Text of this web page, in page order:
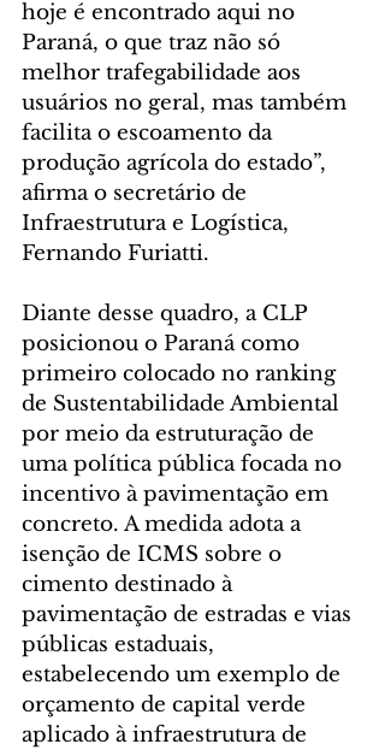
hoje é encontrado aqui no
Paraná, o que traz não só
melhor trafegabilidade aos
usuários no geral, mas também
facilita o escoamento da
produção agrícola do estado”,
afirma o secretário de
Infraestrutura e Logística,
Fernando Furiatti.
Diante desse quadro, a CLP
posicionou o Paraná como
primeiro colocado no ranking
de Sustentabilidade Ambiental
por meio da estruturação de
uma política pública focada no
incentivo à pavimentação em
concreto. A medida adota a
isenção de ICMS sobre o
cimento destinado à
pavimentação de estradas e vias
públicas estaduais,
estabelecendo um exemplo de
orçamento de capital verde
aplicado à infraestrutura de